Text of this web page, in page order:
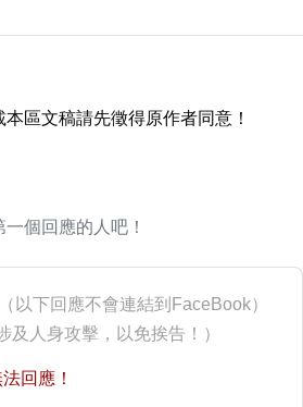
本區文稿請先徵得原作者同意！
個回應的人吧！
（以下回應不會連結到FaceBook）
及人身攻擊，以免挨告！）
法回應！